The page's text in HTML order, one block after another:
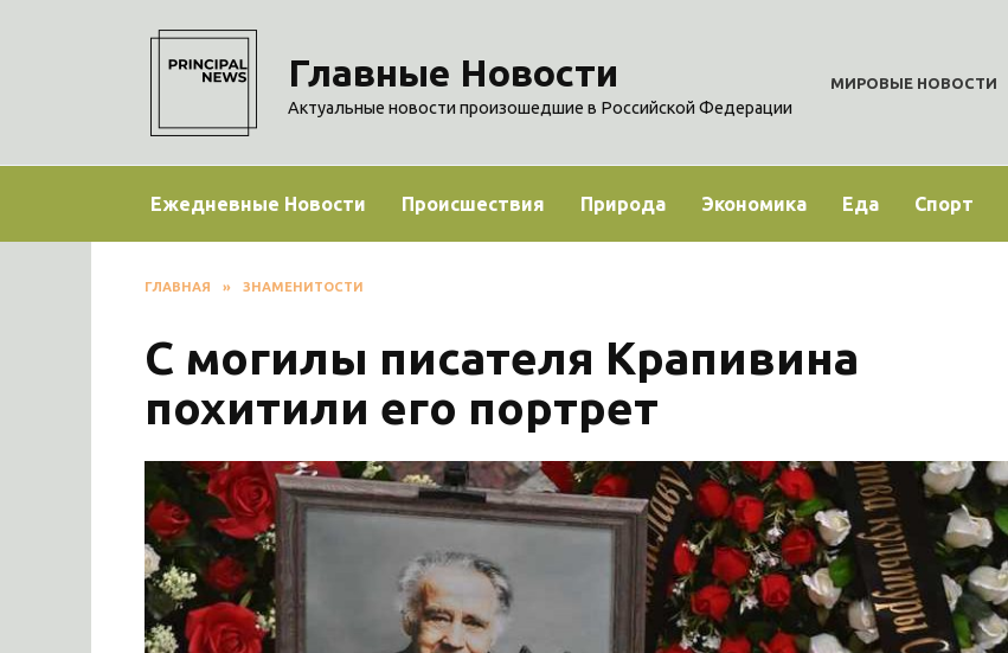
Главные Новости
Актуальные новости произошедшие в Российской Федерации
МИРОВЫЕ НОВОСТИ
Ежедневные Новости Происшествия Природа Экономика Еда Спорт
ГЛАВНАЯ » ЗНАМЕНИТОСТИ
С могилы писателя Крапивина
похитили его портрет